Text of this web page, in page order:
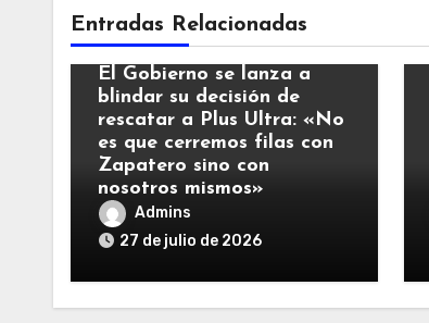
Entradas Relacionadas
Noticias
El Gobierno se lanza a
blindar su decisión de
rescatar a Plus Ultra: «No
es que cerremos filas con
Zapatero sino con
nosotros mismos»
Admins
27 de julio de 2026